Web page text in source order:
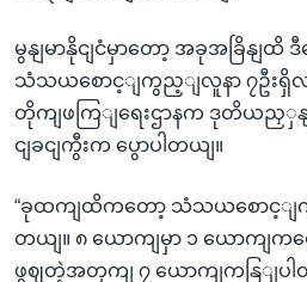
မွနျမာနိုငျငံမှာတော့ အခုအခြိနျထိ
သံသယစောင့ျကွည့ျလူနာ ၇ဦးရှိလ
တိုကျဖကြျရေးဌာနက ဒုတိယညှှနျ
ငျခငျကွီးက ပွောပါတယျ။
“ခုထကျထိကတော့ သံသယစောင့ျကွ
တယျ။ ၈ ယောကျမှာ ၁ ယောကျက
ဖွဈတဲ့အတှကျ ၇ ယောကျကနြျပါ